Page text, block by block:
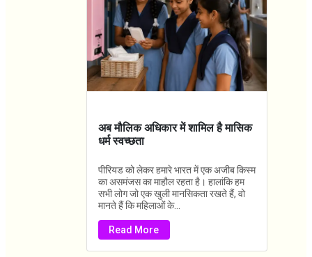
अब मौलिक अधिकार में शामिल है मासिक
धर्म स्वच्छता
पीरियड को लेकर हमारे भारत में एक अजीब किस्म
का असमंजस का माहौल रहता है। हालांकि हम
सभी लोग जो एक खुली मानसिकता रखते हैं, वो
मानते हैं कि महिलाओं के...
Read More